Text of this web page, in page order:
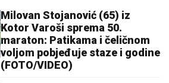
Milovan Stojanović (65) iz
Kotor Varoši sprema 50.
maraton: Patikama i čeličnom
voljom pobjeđuje staze i godine
(FOTO/VIDEO)